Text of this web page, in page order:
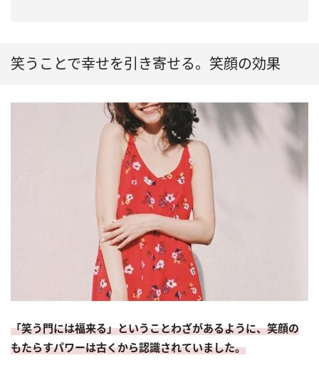
笑うことで幸せを引き寄せる。笑顔の効果
「笑う門には福来る」ということわざがあるように、笑顔の
もたらすパワーは古くから認識されていました。